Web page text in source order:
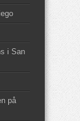
i San
på